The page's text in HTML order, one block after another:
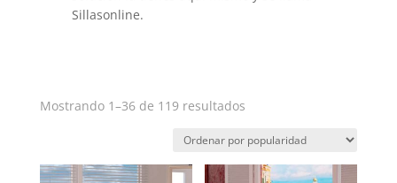
Sillasonline.
Mostrando 1–36 de 119 resultadosOrdenado
popularidad